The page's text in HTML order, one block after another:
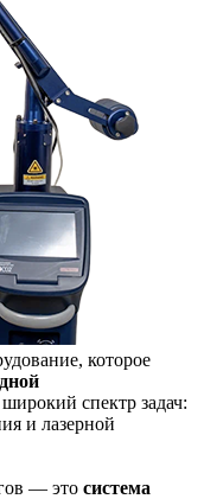
которое
спектр задач:
и лазерной
— это система